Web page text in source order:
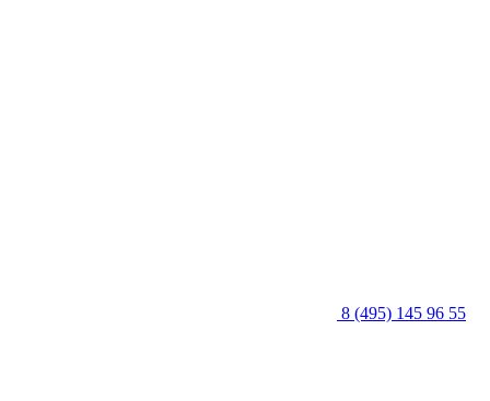
8 (495) 145 96 55